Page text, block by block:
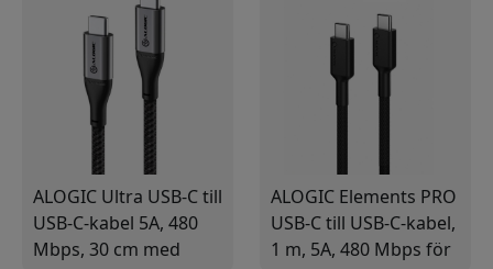
ALOGIC Ultra USB-C till
USB-C-kabel 5A, 480
Mbps, 30 cm med
ALOGIC Elements PRO
USB-C till USB-C-kabel,
1 m, 5A, 480 Mbps för